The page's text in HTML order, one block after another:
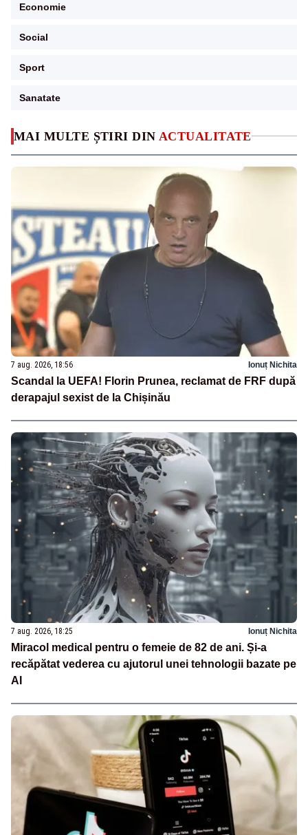
MAI MULTE ȘTIRI DIN ACTUALITATE
7 aug. 2026, 18:56 Ionuț Nichita
Scandal la UEFA! Florin Prunea, reclamat de FRF după
derapajul sexist de la Chișinău
7 aug. 2026, 18:25 Ionuț Nichita
Miracol medical pentru o femeie de 82 de ani. Și-a
recăpătat vederea cu ajutorul unei tehnologii bazate pe
AI
Economie
Social
Sport
Sanatate